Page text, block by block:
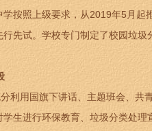
按照上级要求，从2019年5月起
先试。学校专门制定了校园垃圾
利用国旗下讲话、主题班会、共
生进行环保教育、垃圾分类处理